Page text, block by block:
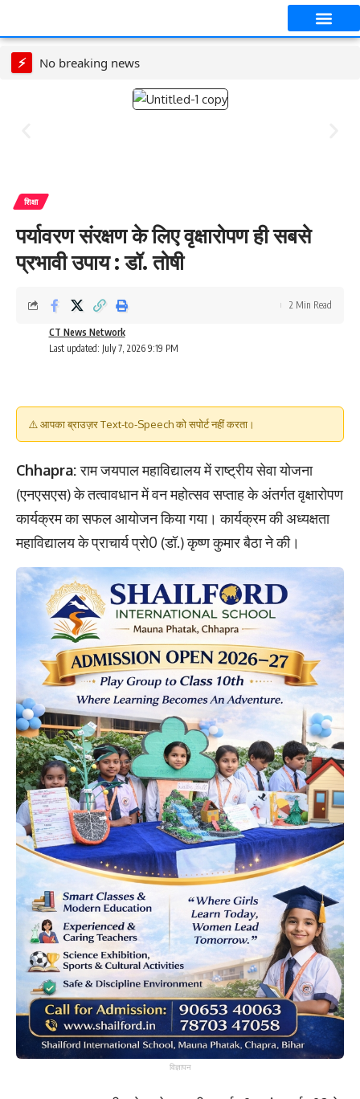
⚡ No breaking news
शिक्षा
पर्यावरण संरक्षण के लिए वृक्षारोपण ही सबसे
प्रभावी उपाय : डॉ. तोषी
Last updated: July 7, 2026 9:19 PM
CT News Network
2 Min Read
⚠️ आपका ब्राउज़र Text-to-Speech को सपोर्ट नहीं करता।
Chhapra:राम जयपाल महाविद्यालय में राष्ट्रीय सेवा योजना
(एनएसएस) के तत्वावधान में वन महोत्सव सप्ताह के अंतर्गत वृक्षारोपण
कार्यक्रम का सफल आयोजन किया गया। कार्यक्रम की अध्यक्षता
महाविद्यालय के प्राचार्य प्रो0 (डॉ.) कृष्ण कुमार बैठा ने की।
विज्ञापन